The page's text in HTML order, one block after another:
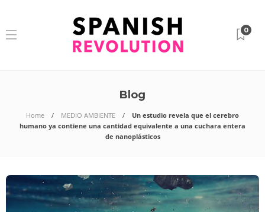
0
Blog
Home MEDIO AMBIENTE
Un estudio revela que el cerebro
humano ya contiene una cantidad equivalente a una cuchara entera
de nanoplásticos